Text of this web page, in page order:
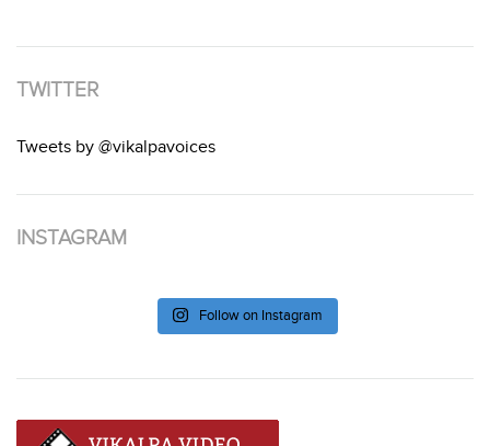
TWITTER
Tweets by @vikalpavoices
INSTAGRAM
Follow on Instagram